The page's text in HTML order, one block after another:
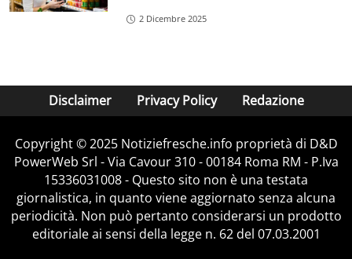
2 Dicembre 2025
Disclaimer Privacy Policy Redazione
Copyright © 2025 Notiziefresche.info proprietà di D&D
PowerWeb Srl - Via Cavour 310 - 00184 Roma RM - P.Iva
15336031008 - Questo sito non è una testata
giornalistica, in quanto viene aggiornato senza alcuna
periodicità. Non può pertanto considerarsi un prodotto
editoriale ai sensi della legge n. 62 del 07.03.2001